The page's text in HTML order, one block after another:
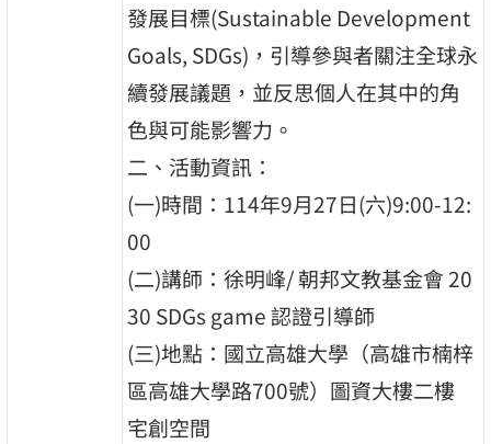
發展目標(Sustainable Development
Goals, SDGs)，引導參與者關注全球永
續發展議題，並反思個人在其中的角
色與可能影響力。
二、活動資訊：
(一)時間：114年9月27日(六)9:00-12:
00
(二)講師：徐明峰/ 朝邦文教基金會 20
30 SDGs game 認證引導師
(三)地點：國立高雄大學（高雄市楠梓
區高雄大學路700號）圖資大樓二樓
宅創空間